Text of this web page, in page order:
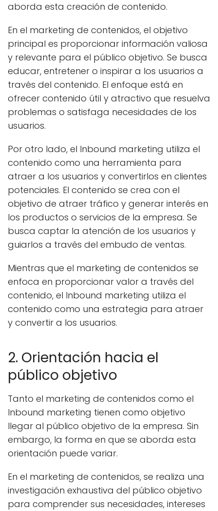
aborda esta creación de contenido.
En el marketing de contenidos, el objetivo
principal es proporcionar información valiosa
y relevante para el público objetivo. Se busca
educar, entretener o inspirar a los usuarios a
través del contenido. El enfoque está en
ofrecer contenido útil y atractivo que resuelva
problemas o satisfaga necesidades de los
usuarios.
Por otro lado, el Inbound marketing utiliza el
contenido como una herramienta para
atraer a los usuarios y convertirlos en clientes
potenciales. El contenido se crea con el
objetivo de atraer tráfico y generar interés en
los productos o servicios de la empresa. Se
busca captar la atención de los usuarios y
guiarlos a través del embudo de ventas.
Mientras que el marketing de contenidos se
enfoca en proporcionar valor a través del
contenido, el Inbound marketing utiliza el
contenido como una estrategia para atraer
y convertir a los usuarios.
2. Orientación hacia el
público objetivo
Tanto el marketing de contenidos como el
Inbound marketing tienen como objetivo
llegar al público objetivo de la empresa. Sin
embargo, la forma en que se aborda esta
orientación puede variar.
En el marketing de contenidos, se realiza una
investigación exhaustiva del público objetivo
para comprender sus necesidades, intereses